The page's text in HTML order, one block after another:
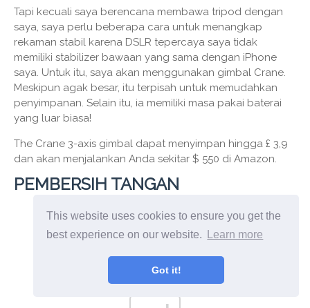
This website uses cookies to ensure you get the
best experience on our website.
Learn more
Got it!
Tapi kecuali saya berencana membawa tripod dengan
saya, saya perlu beberapa cara untuk menangkap
rekaman stabil karena DSLR tepercaya saya tidak
memiliki stabilizer bawaan yang sama dengan iPhone
saya. Untuk itu, saya akan menggunakan gimbal Crane.
Meskipun agak besar, itu terpisah untuk memudahkan
penyimpanan. Selain itu, ia memiliki masa pakai baterai
yang luar biasa!
The Crane 3-axis gimbal dapat menyimpan hingga £ 3,9
dan akan menjalankan Anda sekitar $ 550 di Amazon.
PEMBERSIH TANGAN